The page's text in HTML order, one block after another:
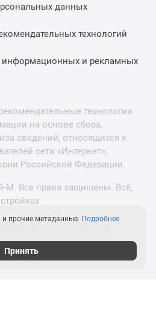
данных
технологий
информационных и рекламных
технологии
на основе сбора,
сведений, относящихся к
сети «Интернет»,
Российской Федерации.
М. Все права защищены. Всё,
и прочие метаданные. Подробнее
Принять